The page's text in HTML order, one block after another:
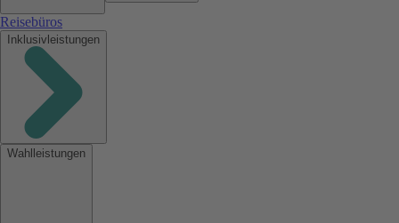
Reisebüros
Inklusivleistungen
Wahlleistungen